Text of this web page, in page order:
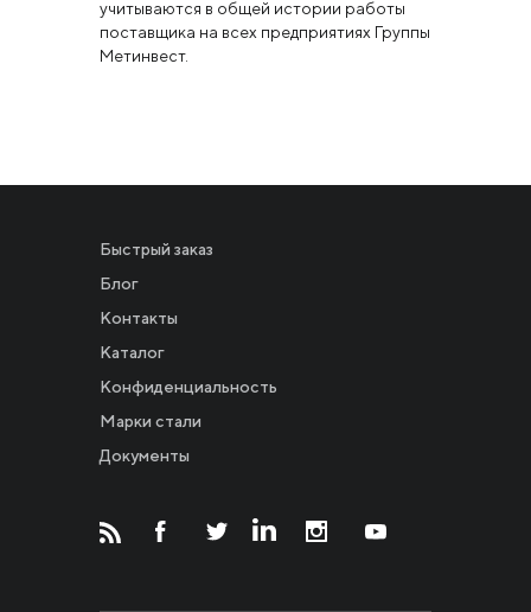
учитываются в общей истории работы
поставщика на всех предприятиях Группы
Метинвест.
Быстрый заказ
Блог
Контакты
Каталог
Конфиденциальность
Марки стали
Документы
Новости
Инвесторам